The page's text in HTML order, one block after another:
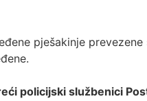
pješakinje
policijski službenici